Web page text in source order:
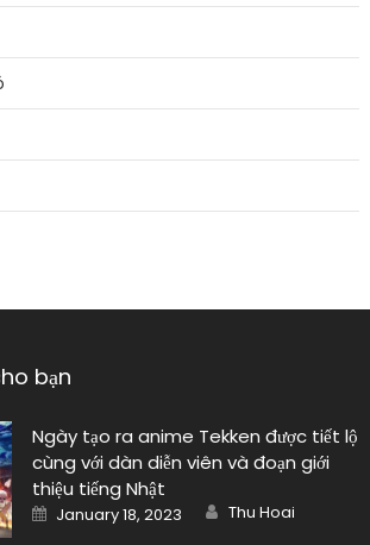
bạn
Ngày tạo ra anime Tekken được tiết lộ
cùng với dàn diễn viên và đoạn giới
thiệu tiếng Nhật
Posted
on
January 18, 2023 Author
Thu Hoai